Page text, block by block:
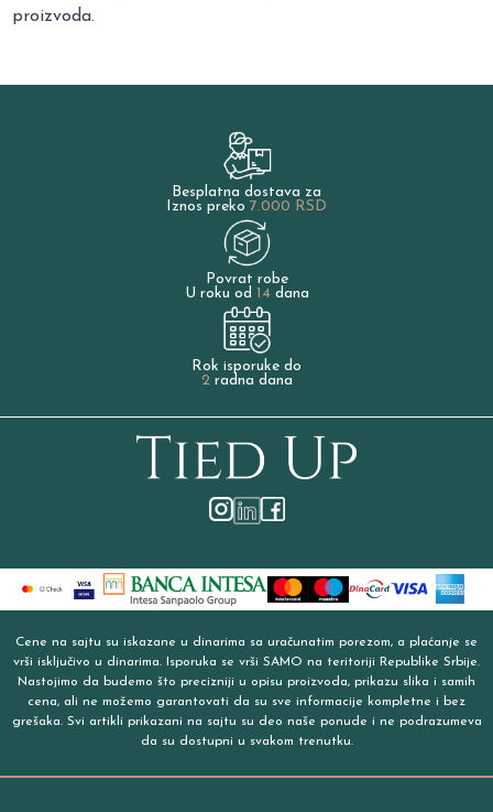
proizvoda.
Besplatna dostava za
Iznos preko 7.000 RSD
Povrat robe
U roku od 14dana
Rok isporuke do
2radna dana
Cene na sajtu su iskazane u dinarima sa uračunatim porezom, a plaćanje se
vrši isključivo u dinarima. Isporuka se vrši SAMO na teritoriji Republike Srbije.
Nastojimo da budemo što precizniji u opisu proizvoda, prikazu slika i samih
cena, ali ne možemo garantovati da su sve informacije kompletne i bez
grešaka. Svi artikli prikazani na sajtu su deo naše ponude i ne podrazumeva
da su dostupni u svakom trenutku.